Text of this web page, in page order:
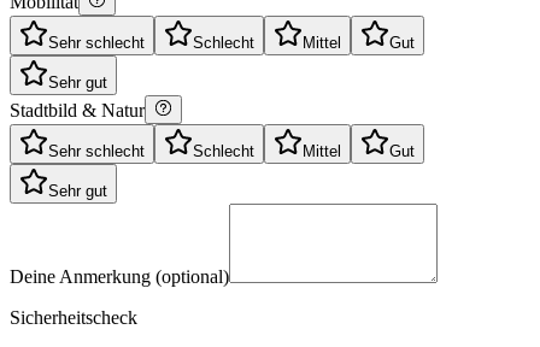
Sehr schlecht Schlecht Mittel Gut
Sehr gut
Stadtbild & Natur
Sehr schlecht Schlecht Mittel Gut
Sehr gut
Deine Anmerkung (optional)
Sicherheitscheck